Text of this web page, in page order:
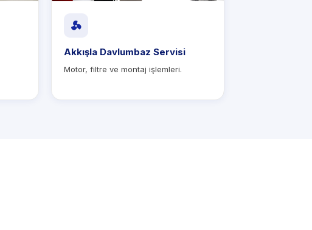
Akkışla Davlumbaz Servisi
Motor, filtre ve montaj işlemleri.